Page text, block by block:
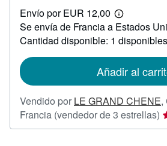
35,00
Envío por EUR 12,00
Más
información
sobre
las
envío
Se envía de Francia a Estados
Cantidad disponible: 1 disponibles
Añadir al
Vendido por LE GRAND CHENE,
Francia (vendedor de 3 estrellas)